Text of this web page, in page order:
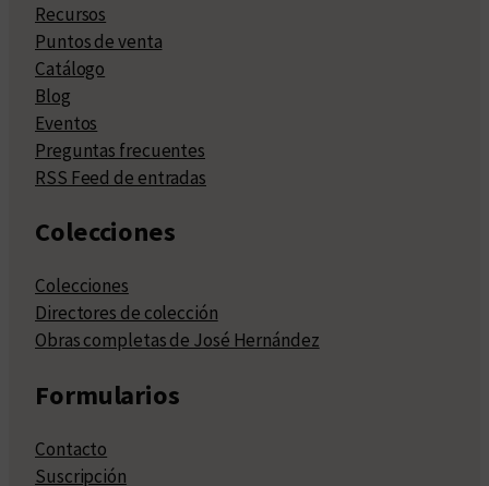
Recursos
Puntos de venta
Catálogo
Blog
Eventos
Preguntas frecuentes
RSS Feed de entradas
Colecciones
Colecciones
Directores de colección
Obras completas de José Hernández
Formularios
Contacto
Suscripción